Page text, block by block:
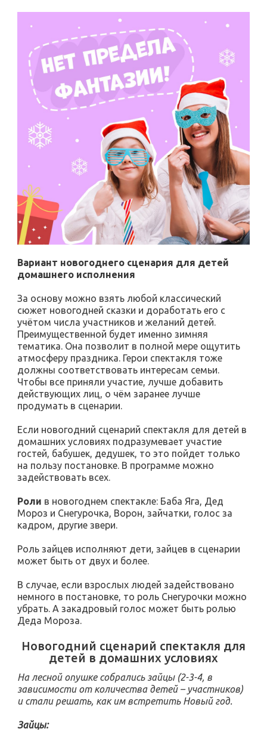
Вариант новогоднего сценария для детей
домашнего исполнения
За основу можно взять любой классический
сюжет новогодней сказки и доработать его с
учётом числа участников и желаний детей.
Преимущественной будет именно зимняя
тематика. Она позволит в полной мере ощутить
атмосферу праздника. Герои спектакля тоже
должны соответствовать интересам семьи.
Чтобы все приняли участие, лучше добавить
действующих лиц, о чём заранее лучше
продумать в сценарии.
Если новогодний сценарий спектакля для детей в
домашних условиях подразумевает участие
гостей, бабушек, дедушек, то это пойдет только
на пользу постановке. В программе можно
задействовать всех.
Роли в новогоднем спектакле: Баба Яга, Дед
Мороз и Снегурочка, Ворон, зайчатки, голос за
кадром, другие звери.
Роль зайцев исполняют дети, зайцев в сценарии
может быть от двух и более.
В случае, если взрослых людей задействовано
немного в постановке, то роль Снегурочки можно
убрать. А закадровый голос может быть ролью
Деда Мороза.
Новогодний сценарий спектакля для
детей в домашних условиях
На лесной опушке собрались зайцы (2-3-4, в
зависимости от количества детей – участников)
и стали решать, как им встретить Новый год.
Зайцы: